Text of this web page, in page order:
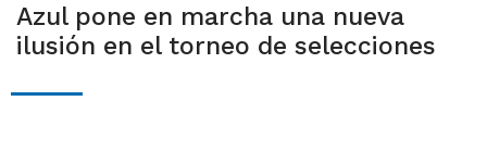
Azul pone en marcha una nueva
ilusión en el torneo de selecciones